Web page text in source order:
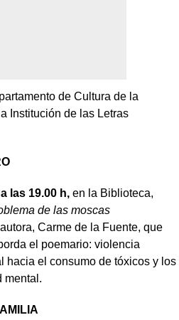
de Cultura de la
Institución de las Letras
las 19.00 h, en la Biblioteca,
de las moscas
Carme de la Fuente, que
el poemario: violencia
hacia el consumo de tóxicos y los
mental.